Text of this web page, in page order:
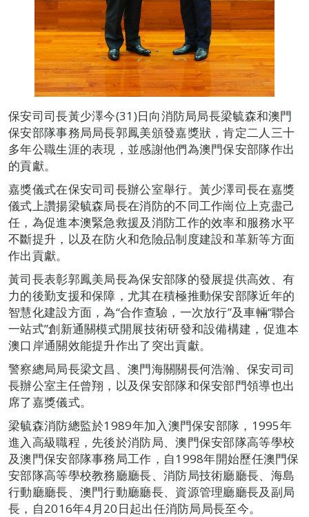
保安司司長黃少澤今(31)日向消防局局長梁毓森和澳門
保安部隊事務局局長郭鳳美頒發嘉獎狀，肯定二人三十
多年公職生涯的表現，並感謝他們為澳門保安部隊作出
的貢獻。
嘉獎儀式在保安司司長辦公室舉行。黃少澤司長在嘉獎
儀式上讚揚梁毓森局長在消防的不同工作崗位上克盡己
任，為促進本澳緊急救援及消防工作的效率和服務水平
不斷提升，以及在防火和危險品制度建設和革新等方面
作出貢獻。
黃司長表彰郭鳳美局長為保安部隊的發展提供高效、有
力的後勤支援和保障，尤其在積極推動保安部隊近年的
智慧化建設方面，為“合作查驗，一次放行”及車輛“聯合
一站式”創新通關模式開展技術研發和設備構建，促進本
澳口岸通關效能提升作出了突出貢獻。
警察總局局長梁文昌、澳門海關關長何浩瀚、保安司司
長辦公室主任曾翔，以及保安部隊和保安部門領導也出
席了嘉獎儀式。
梁毓森消防總監於1989年加入澳門保安部隊，1995年
進入高級職程，先後於消防局、澳門保安部隊高等學校
及澳門保安部隊事務局工作，自1998年開始歷任澳門保
安部隊高等學校教務廳廳長、消防局技術廳廳長、海島
行動廳廳長、澳門行動廳廳長、資源管理廳廳長及副局
長，自2016年4月20日起出任消防局局長至今。